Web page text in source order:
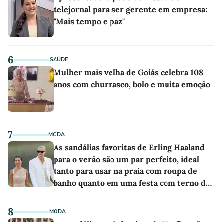
telejornal para ser gerente em empresa:
"Mais tempo e paz"
6 SAÚDE
Mulher mais velha de Goiás celebra 108
anos com churrasco, bolo e muita emoção
7 MODA
As sandálias favoritas de Erling Haaland
para o verão são um par perfeito, ideal
tanto para usar na praia com roupa de
banho quanto em uma festa com terno de
8 MODA